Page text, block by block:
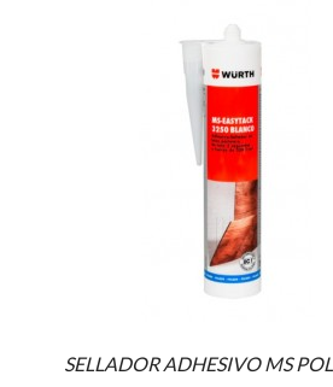
SELLADOR ADHESIVO MS